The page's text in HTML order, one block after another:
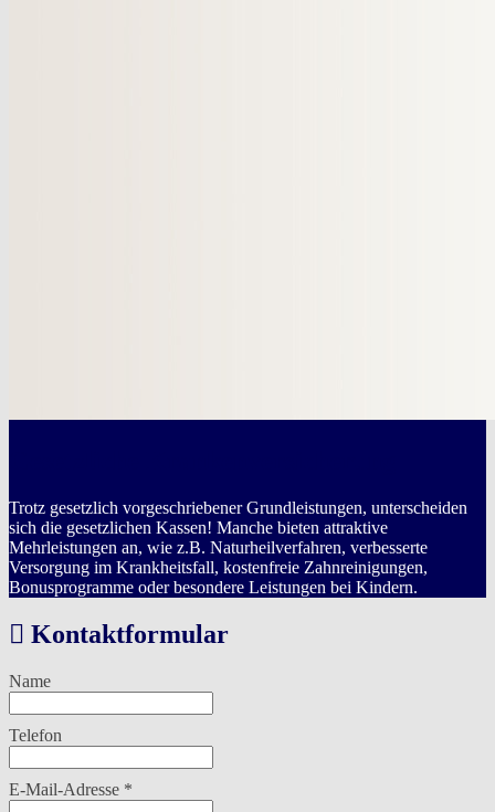
Trotz gesetzlich vorgeschriebener Grundleistungen, unterscheiden
sich die gesetzlichen Kassen! Manche bieten attraktive
Mehrleistungen an, wie z.B. Naturheilverfahren, verbesserte
Versorgung im Krankheitsfall, kostenfreie Zahnreinigungen,
Bonusprogramme oder besondere Leistungen bei Kindern.
Kontaktformular
Name
Telefon
E-Mail-Adresse *